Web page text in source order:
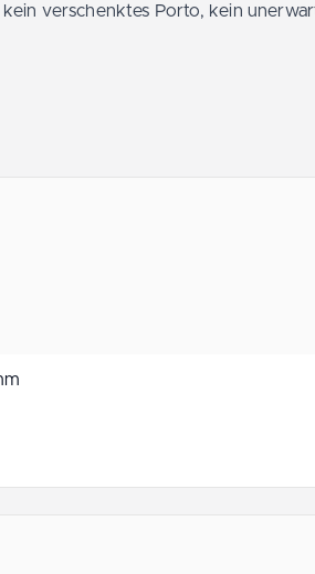
kein verschenktes Porto, kein
155 x -60 mm